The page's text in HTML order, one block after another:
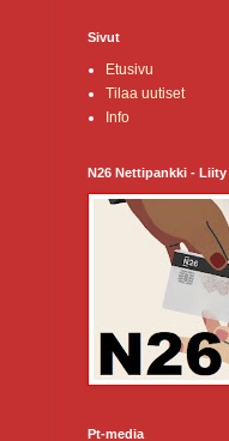
Sivut
Etusivu
Tilaa uutiset
Info
N26 Nettipankki - Liity
Pt-media